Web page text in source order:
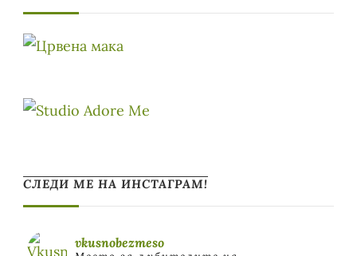
СЛЕДИ МЕ НА ИНСТАГРАМ!
vkusnobezmeso